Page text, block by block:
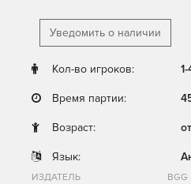
Уведомить о наличии
Кол-во игроков:
Время партии:
Возраст:
Язык:
ИЗДАТЕЛЬ BGG